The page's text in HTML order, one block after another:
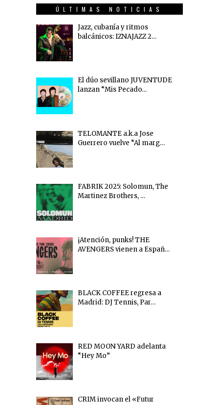
ÚLTIMAS NOTICIAS
Jazz, cubanía y ritmos
balcánicos: IZNAJAZZ 2…
El dúo sevillano JUVENTUDE
lanzan “Mis Pecado…
TELOMANTE a.k.a Jose
Guerrero vuelve “Al marg…
FABRIK 2025: Solomun, The
Martinez Brothers, …
¡Atención, punks! THE
AVENGERS vienen a Españ…
BLACK COFFEE regresa a
Madrid: DJ Tennis, Par…
RED MOON YARD adelanta
“Hey Mo”
CRIM invocan el «Futur